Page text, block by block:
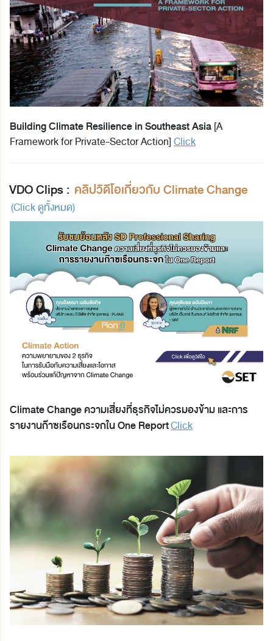
Building Climate Resilience in Southeast Asia[A
Framework for Private-Sector Action]Click
VDO Clips : คลิปวิดีโอเกี่ยวกับClimate Change
(Click ดูทั้งหมด)
Climate Change ความเสี่ยงที่ธุรกิจไม่ควรมองข้ามและการ
รายงานก๊าซเรือนกระจกใน One ReportClick